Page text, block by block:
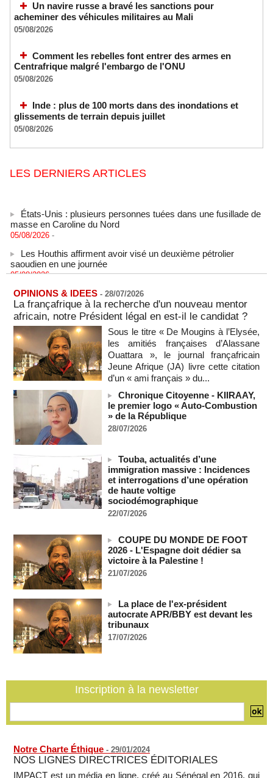
Un navire russe a bravé les sanctions pour
acheminer des véhicules militaires au Mali
05/08/2026
Comment les rebelles font entrer des armes en
Centrafrique malgré l'embargo de l'ONU
05/08/2026
Inde : plus de 100 morts dans des inondations et
glissements de terrain depuis juillet
05/08/2026
LES DERNIERS ARTICLES
masse en Caroline du Nord
05/08/2026 -
saoudien en une journée
05/08/2026 -
saoudien en une journée
05/08/2026 -
Après la France et Ouattara, comment la CEDEAO sabote la
création d'une monnaie ouest-africaine unique
05/08/2026 -MOMO ALADJI
La Banque mondiale accorde un prêt de 340 milliards de
francs CFA au Sénégal pour divers projets
Election du SG de l’ONU : L'Afrique apparait comme la
région qui affaiblit le principe de rotation régionale (Carlos
Lopez)
05/08/2026 -
L’UE débloque 1,4 milliard d’euros de profits d’avoirs russes
gelés pour financer l’Ukraine
05/08/2026
Deux soldats israéliens ont été tués et plusieurs autres
blessés lors d'une explosion dans le sud du Liban
Un navire russe a bravé les sanctions pour acheminer des
véhicules militaires au Mali
05/08/2026 -
RDC: entre 2000 et 5000 tonnes d'uranium exportées avec
le cobalt vers la Chine en 20 ans, selon une enquête
Le plus vieux président du monde remanie l'armée, son
absence alimentant l'inquiétude
05/08/2026 -
Comment les rebelles font entrer des armes en Centrafrique
Mali: la Cour suprême rejette la demande de libération du
militant Clément Dembélé
OPINIONS & IDEES - 28/07/2026
La françafrique à la recherche d'un nouveau mentor
africain, notre Président légal en est-il le candidat ?
Sous le titre « De Mougins à l’Elysée,
les amitiés françaises d’Alassane
Ouattara », le journal françafricain
Jeune Afrique (JA) livre cette citation
d’un « ami français » du...
Chronique Citoyenne - KIIRAAY,
le premier logo « Auto-Combustion
» de la République
28/07/2026
Touba, actualités d’une
immigration massive : Incidences
et interrogations d’une opération
de haute voltige
sociodémographique
22/07/2026
COUPE DU MONDE DE FOOT
2026 - L'Espagne doit dédier sa
victoire à la Palestine !
21/07/2026
La place de l'ex-président
autocrate APR/BBY est devant les
tribunaux
17/07/2026
Inscription à la newsletter
Notre Charte Éthique - 29/01/2024
NOS LIGNES DIRECTRICES ÉDITORIALES
IMPACT est un média en ligne, créé au Sénégal en 2016, qui